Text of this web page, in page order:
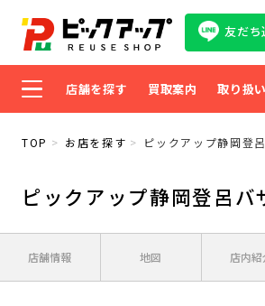
友だち
店舗を探す 買取案内 取り扱
TOP お店を探す ピックアップ静岡登
ピックアップ静岡登呂バ
店舗情報 地図 店内紹